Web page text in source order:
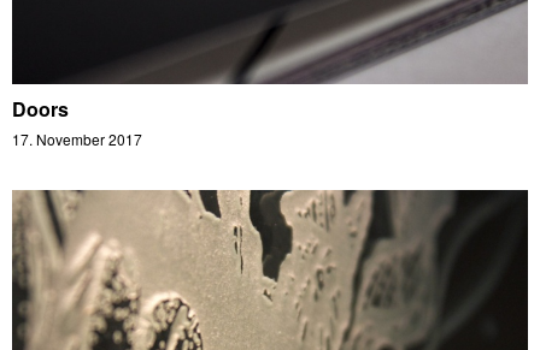
Doors
17. November 2017